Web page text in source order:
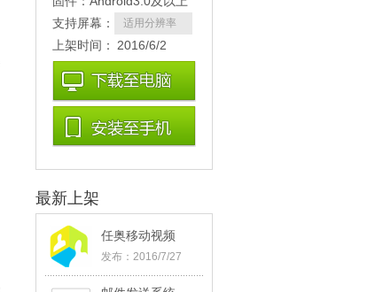
支持屏幕：
适用分辨率
上架时间：
2016/6/2
11:44:03
最新上架
任奥移动视频
发布：2016/7/27
15:27:11